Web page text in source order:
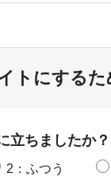
トにする
立ちましたか？
2：ふつう